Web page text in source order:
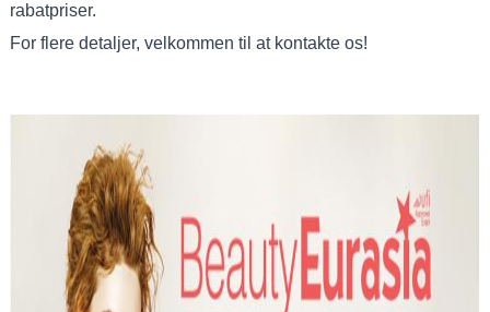
rabatpriser.
For flere detaljer, velkommen til at kontakte os!